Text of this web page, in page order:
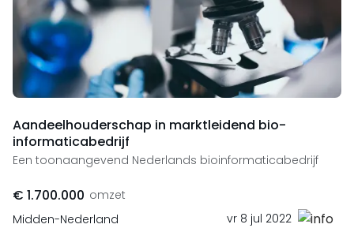
Aandeelhouderschap in marktleidend bio-
informaticabedrijf
Een toonaangevend Nederlands bioinformaticabedrijf
€ 1.700.000 omzet
Midden-Nederland
vr 8 jul 2022